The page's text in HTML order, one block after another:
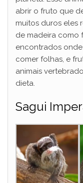
abrir o fruto que
muitos duros eles
de madeira como
encontrados onde
comer folhas, e
animais
dieta.
Sagui